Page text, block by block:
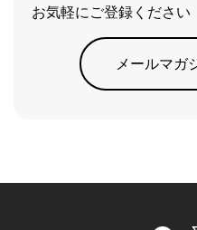
お気軽にご登録ください
メールマガ